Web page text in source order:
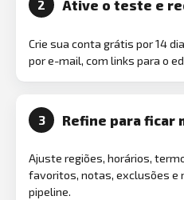
2 Ative o teste e
Crie sua conta grátis por 14
por e-mail, com links para o
3 Refine para ficar
Ajuste regiões, horários,
favoritos, notas, exclusões e
pipeline.